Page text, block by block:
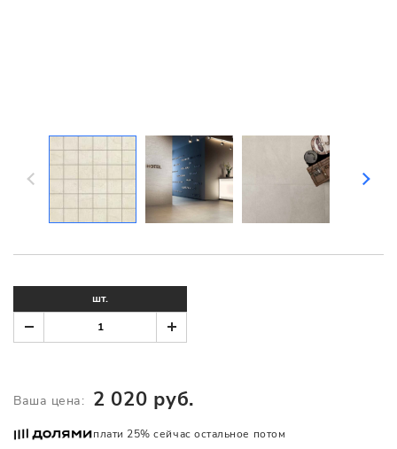
шт.
Ваша цена: 2 020 руб.
плати 25% сейчас остальное потом